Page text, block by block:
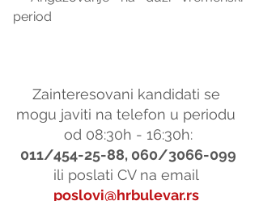
period
Zainteresovani kandidati se
mogu javiti na telefon u periodu
od 08:30h - 16:30h:
011/454-25-88, 060/3066-099
ili poslati CV na email
poslovi@hrbulevar.rs